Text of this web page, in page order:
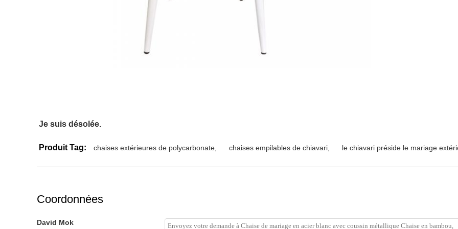
Je suis désolée.
Produit Tag: chaises extérieures de polycarbonate chaises empilables de chiavari le chiavari préside le mariage
Coordonnées
David Mok